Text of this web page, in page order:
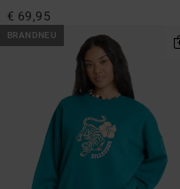
€ 69,95
BRANDNEU